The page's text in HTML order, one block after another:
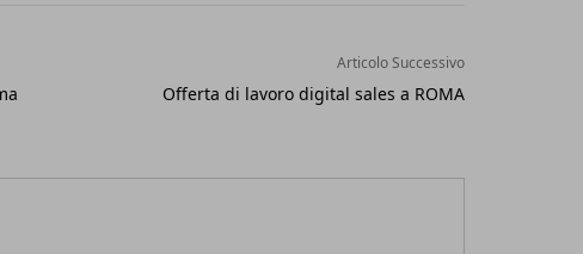
Articolo Successivo
Offerta di lavoro digital sales a ROMA